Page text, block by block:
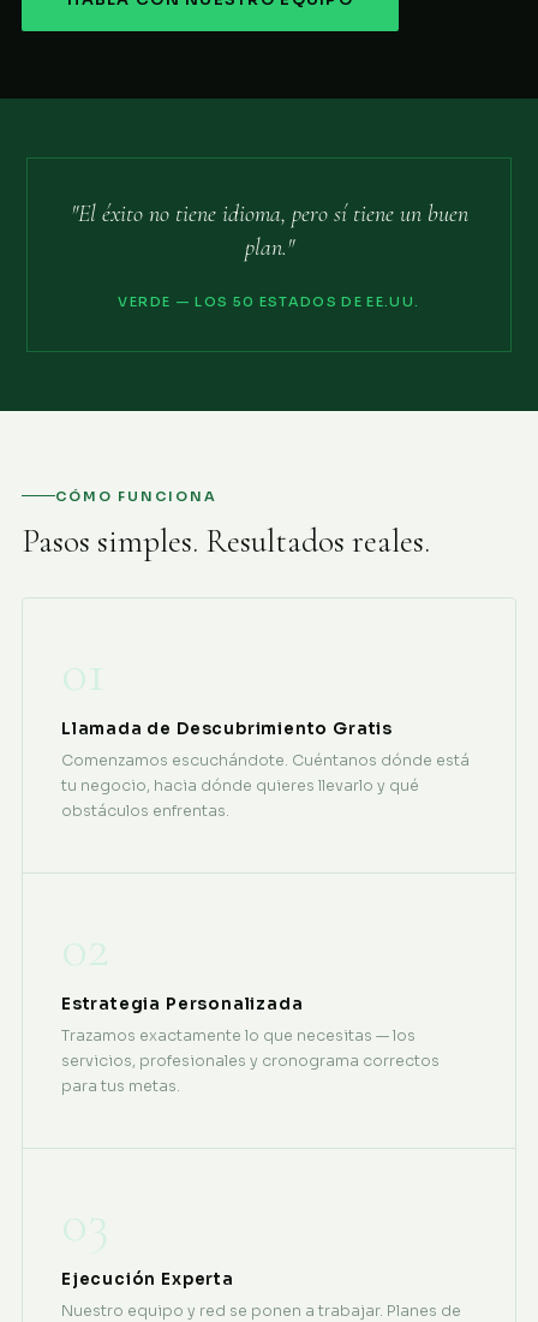
"El éxito no tiene idioma, pero sí tiene un buen
plan."
VERDE — LOS 50 ESTADOS DE EE.UU.
CÓMO FUNCIONA
Pasos simples. Resultados reales.
01
Llamada de Descubrimiento Gratis
Comenzamos escuchándote. Cuéntanos dónde está
tu negocio, hacia dónde quieres llevarlo y qué
obstáculos enfrentas.
02
Estrategia Personalizada
Trazamos exactamente lo que necesitas — los
servicios, profesionales y cronograma correctos
para tus metas.
03
Ejecución Experta
Nuestro equipo y red se ponen a trabajar. Planes de